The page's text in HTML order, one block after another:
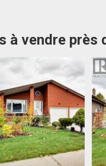
à vendre près